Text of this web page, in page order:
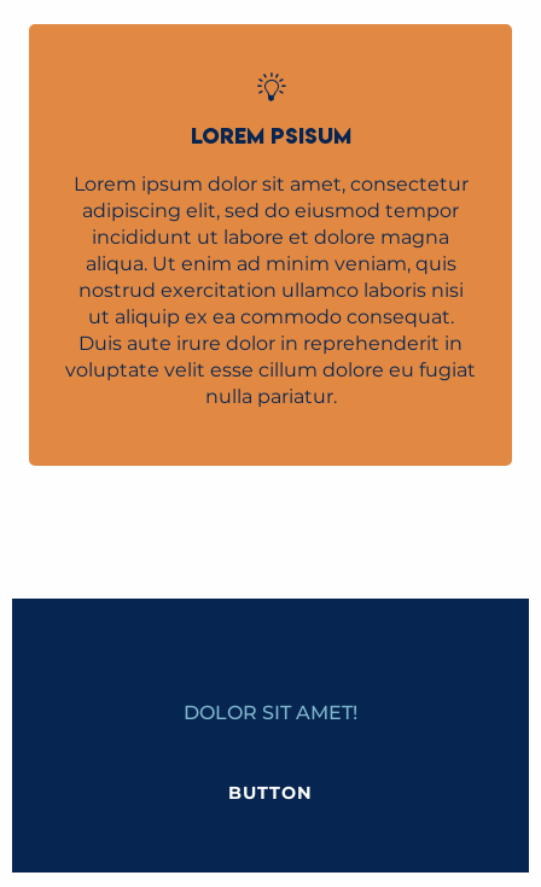
LOREM PSISUM
Lorem ipsum dolor sit amet, consectetur
adipiscing elit, sed do eiusmod tempor
incididunt ut labore et dolore magna
aliqua. Ut enim ad minim veniam, quis
nostrud exercitation ullamco laboris nisi
ut aliquip ex ea commodo consequat.
Duis aute irure dolor in reprehenderit in
voluptate velit esse cillum dolore eu fugiat
nulla pariatur.
DOLOR SIT AMET!
BUTTON